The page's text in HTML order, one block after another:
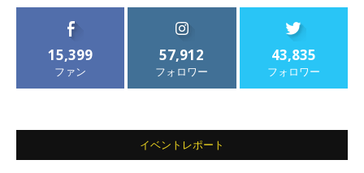
15,399
ファン
57,912
フォロワー
43,835
フォロワー
イベントレポート